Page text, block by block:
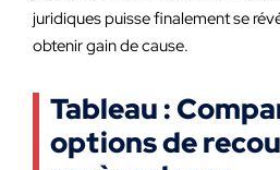
juridiques puisse finalement se
obtenir gain de cause.
Tableau :
options de